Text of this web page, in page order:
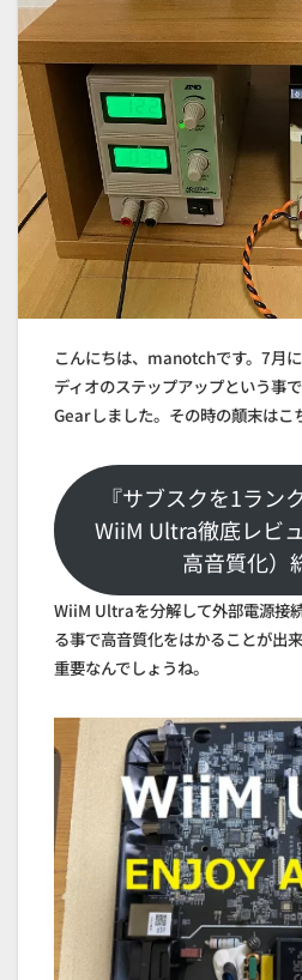
こんにちは、manotchです。7月
ディオのステップアップという
Gearしました。その時の顛末はこ
『サブスクを1ラン
WiiM Ultra徹底レビ
高音質化）
WiiM Ultraを分解して外部電源接
る事で高音質化をはかることが出
重要なんでしょうね。